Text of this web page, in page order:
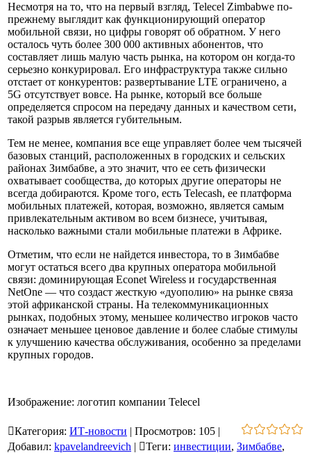
Несмотря на то, что на первый взгляд, Telecel Zimbabwe по-
прежнему выглядит как функционирующий оператор
мобильной связи, но цифры говорят об обратном. У него
осталось чуть более 300 000 активных абонентов, что
составляет лишь малую часть рынка, на котором он когда-то
серьезно конкурировал. Его инфраструктура также сильно
отстает от конкурентов: развертывание LTE ограничено, а
5G отсутствует вовсе. На рынке, который все больше
определяется спросом на передачу данных и качеством сети,
такой разрыв является губительным.
Тем не менее, компания все еще управляет более чем тысячей
базовых станций, расположенных в городских и сельских
районах Зимбабве, а это значит, что ее сеть физически
охватывает сообщества, до которых другие операторы не
всегда добираются. Кроме того, есть Telecash, ее платформа
мобильных платежей, которая, возможно, является самым
привлекательным активом во всем бизнесе, учитывая,
насколько важными стали мобильные платежи в Африке.
Отметим, что если не найдется инвестора, то в Зимбабве
могут остаться всего два крупных оператора мобильной
связи: доминирующая Econet Wireless и государственная
NetOne — что создаст жесткую «дуополию» на рынке связа
этой африканской страны. На телекоммуникационных
рынках, подобных этому, меньшее количество игроков часто
означает меньшее ценовое давление и более слабые стимулы
к улучшению качества обслуживания, особенно за пределами
крупных городов.
Изображение: логотип компании Telecel
Категория: ИТ-новости | Просмотров: 105 |
Добавил: kpavelandreevich | Теги: инвестиции, Зимбабве,